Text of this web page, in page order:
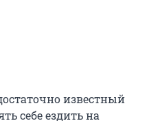
известный
себе ездить на